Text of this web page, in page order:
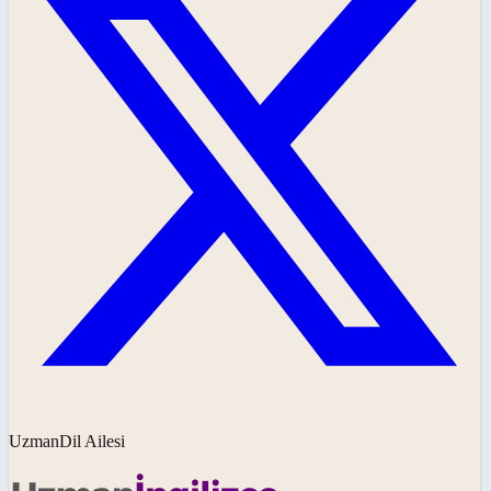
UzmanDil Ailesi